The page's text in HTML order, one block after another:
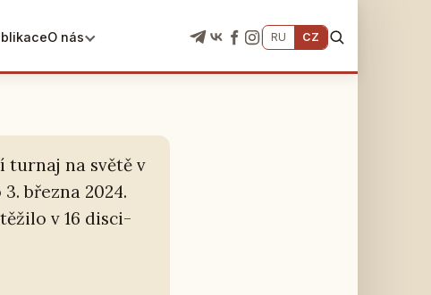
O nás RU CZ
na světě v
března 2024.
v 16 dis­ci­